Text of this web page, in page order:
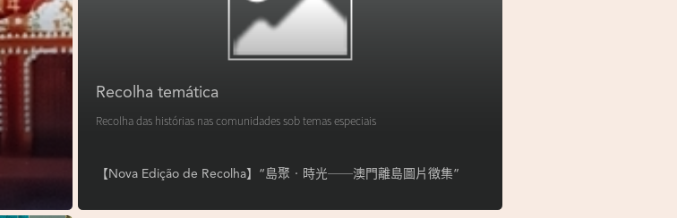
Recolha temática
Recolha das histórias nas comunidades sob temas especiais
【Nova Edição de Recolha】“島聚‧時光──澳門離島圖片徵集”